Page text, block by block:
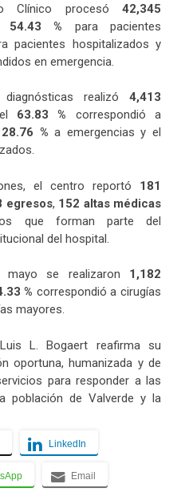
Clínico procesó 42,345
54.43 % para pacientes
pacientes hospitalizados y
en emergencia.
realizó 4,413
63.83 % correspondió a
28.76 % a emergencias y el
el centro reportó 181
egresos, 152 altas médicas
que forman parte del
del hospital.
mayo se realizaron 1,182
% correspondió a cirugías
mayores.
L. Bogaert reafirma su
oportuna, humanizada y de
para responder a las
población de Valverde y la
LinkedIn
Email